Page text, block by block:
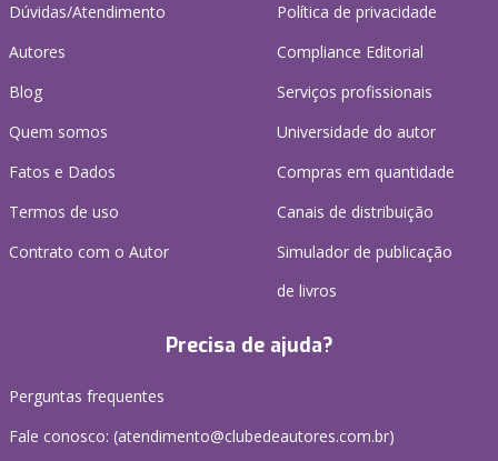
Dúvidas/Atendimento
Autores
Blog
Quem somos
Fatos e Dados
Termos de uso
Contrato com o Autor
Política de privacidade
Compliance Editorial
Serviços profissionais
Universidade do autor
Compras em quantidade
Canais de distribuição
Simulador de publicação
de livros
Precisa de ajuda?
Perguntas frequentes
Fale conosco: (atendimento@clubedeautores.com.br)